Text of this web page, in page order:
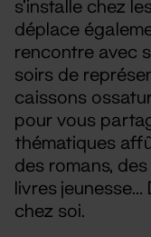
s’installe chez
déplace
rencontre avec
soirs de
caissons
pour vous
thématiques
des romans,
livres
chez soi.